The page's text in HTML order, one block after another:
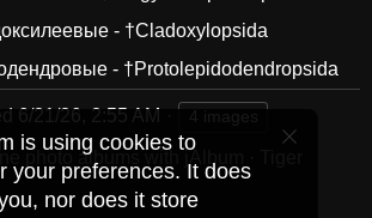
- †Cladoxylopsida
- †Protolepidodendropsida
6/21/26, 2:55 AM
photo albums with jAlbum
is using cookies to
your preferences. It does
nor does it store